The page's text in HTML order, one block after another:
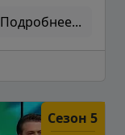
Подробнее...
Сезон 5